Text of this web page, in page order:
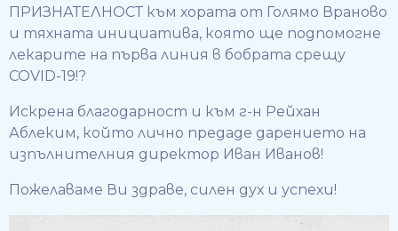
ПРИЗНАТЕЛНОСТ към хората от Голямо Враново
и тяхната инициатива, която ще подпомогне
лекарите на първа линия в бобрата срещу
COVID-19!?
Искрена благодарност и към г-н Рейхан
Аблеким, който лично предаде дарението на
изпълнителния директор Иван Иванов!
Пожелаваме Ви здраве, силен дух и успехи!